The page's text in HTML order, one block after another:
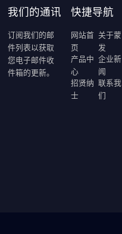
我们的通讯
订阅我们的邮
件列表以获取
您电子邮件收
件箱的更新。
快捷导航
网站首
页
关于蒙
发
产品中
心
企业新
闻
招贤纳
士
联系我
们